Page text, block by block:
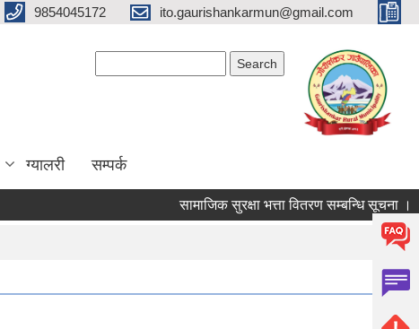
9854045172 ito.gaurishankarmun@gmail.com
ग्यालरी सम्पर्क
सामाजिक सुरक्षा भत्ता वितरण सम्बन्धि सूचना ।